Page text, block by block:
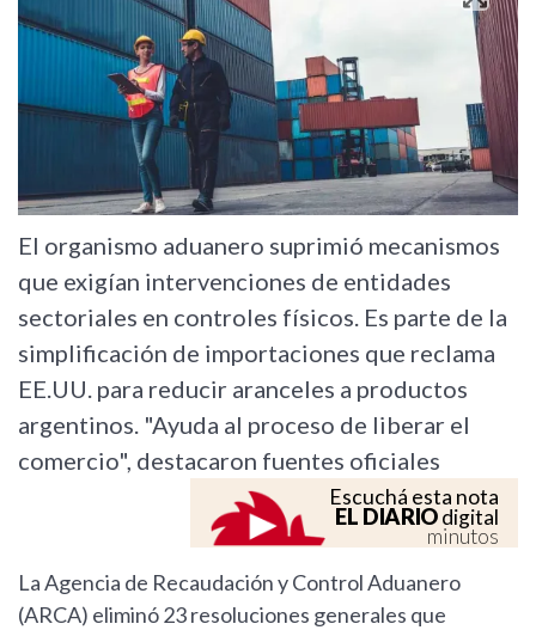
El organismo aduanero suprimió mecanismos
que exigían intervenciones de entidades
sectoriales en controles físicos. Es parte de la
simplificación de importaciones que reclama
EE.UU. para reducir aranceles a productos
argentinos. "Ayuda al proceso de liberar el
comercio", destacaron fuentes oficiales
Escuchá esta nota
EL DIARIOdigital
minutos
La Agencia de Recaudación y Control Aduanero
(ARCA) eliminó 23 resoluciones generales que